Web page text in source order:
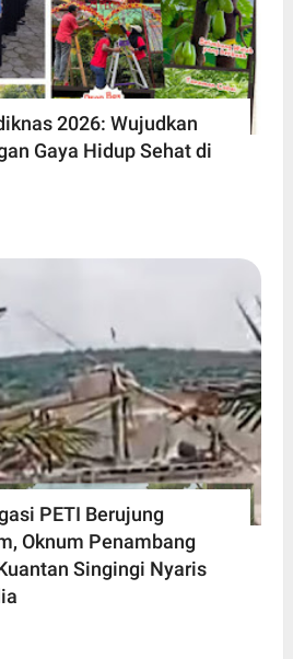
2026: Wujudkan
Gaya Hidup Sehat di
PETI Berujung
Oknum Penambang
Singingi Nyaris